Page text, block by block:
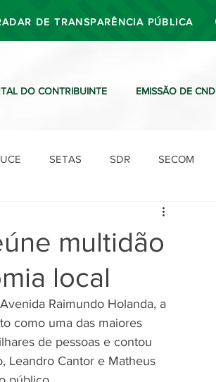
DE TRANSPARÊNCIA PÚBLICA
DO CONTRIBUINTE EMISSÃO DE CND
SETAS SDR SECOM
Ouvidoria
multidão
local
Raimundo Holanda, a
como uma das maiores
de pessoas e contou
Leandro Cantor e Matheus